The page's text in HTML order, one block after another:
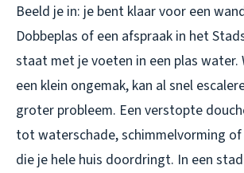
Beeld je in: je bent klaar voor een
Dobbeplas of een afspraak in het
staat met je voeten in een plas water.
een klein ongemak, kan al snel
groter probleem. Een verstopte
tot waterschade, schimmelvorming
die je hele huis doordringt. In een